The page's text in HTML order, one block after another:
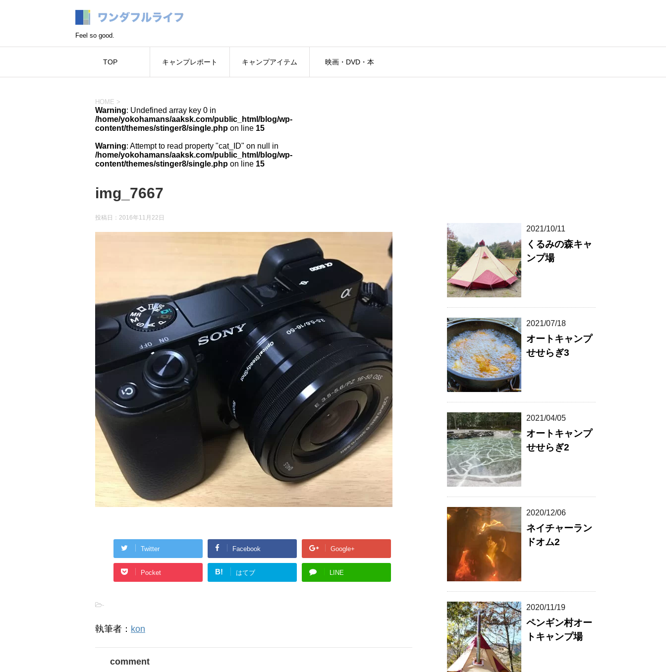
Feel so good.
TOP キャンプレポート キャンプアイテム 映画・DVD・本
HOME >
Warning: Undefined array key 0 in
/home/yokohamans/aaksk.com/public_html/blog/wp-
content/themes/stinger8/single.php on line 15
Warning: Attempt to read property "cat_ID" on null in
/home/yokohamans/aaksk.com/public_html/blog/wp-
content/themes/stinger8/single.php on line 15
img_7667
投稿日： 2016年11月22日
Twitter Facebook Google+
Pocket B! はてブ LINE
-
執筆者： kon
comment
2021/10/11
くるみの森キャ
ンプ場
2021/07/18
オートキャンプ
せせらぎ3
2021/04/05
オートキャンプ
せせらぎ2
2020/12/06
ネイチャーラン
ドオム2
2020/11/19
ペンギン村オー
トキャンプ場